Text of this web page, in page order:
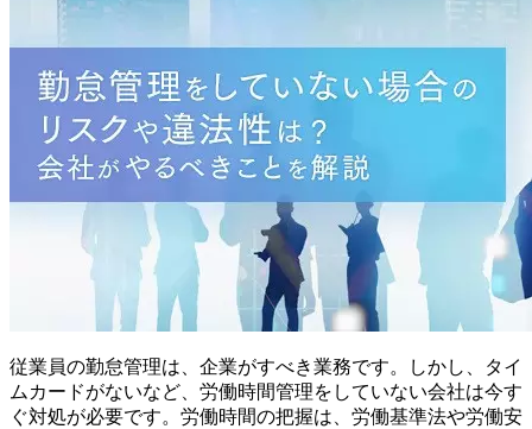
従業員の勤怠管理は、企業がすべき業務です。しかし、タイ
ムカードがないなど、労働時間管理をしていない会社は今す
ぐ対処が必要です。労働時間の把握は、労働基準法や労働安